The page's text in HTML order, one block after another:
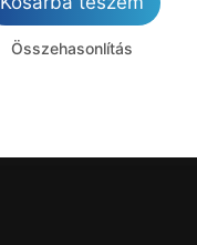
Összehasonlítás